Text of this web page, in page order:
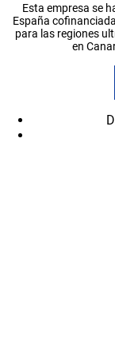
Esta empresa se
España
para las regiones
en